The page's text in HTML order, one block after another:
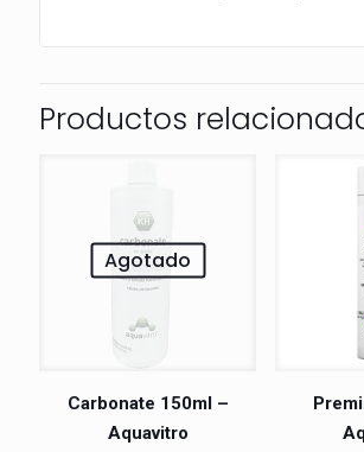
Productos
Agotado
Carbonate 150ml –
Aquavitro